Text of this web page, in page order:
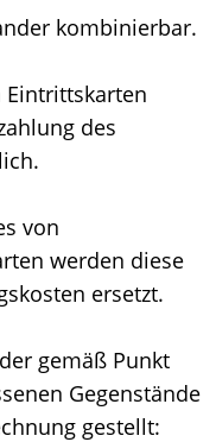
kombinierbar.
Eintrittskarten
des
von
werden diese
ersetzt.
gemäß Punkt
Gegenstände
gestellt: